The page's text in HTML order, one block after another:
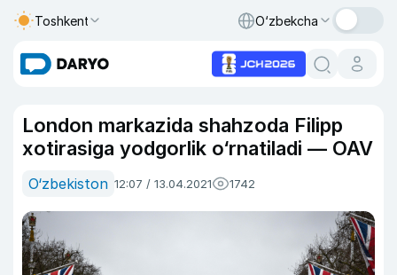
Toshkent O‘zbekcha
London markazida shahzoda Filipp
xotirasiga yodgorlik o‘rnatiladi — OAV
O‘zbekiston 12:07 / 13.04.2021 1742